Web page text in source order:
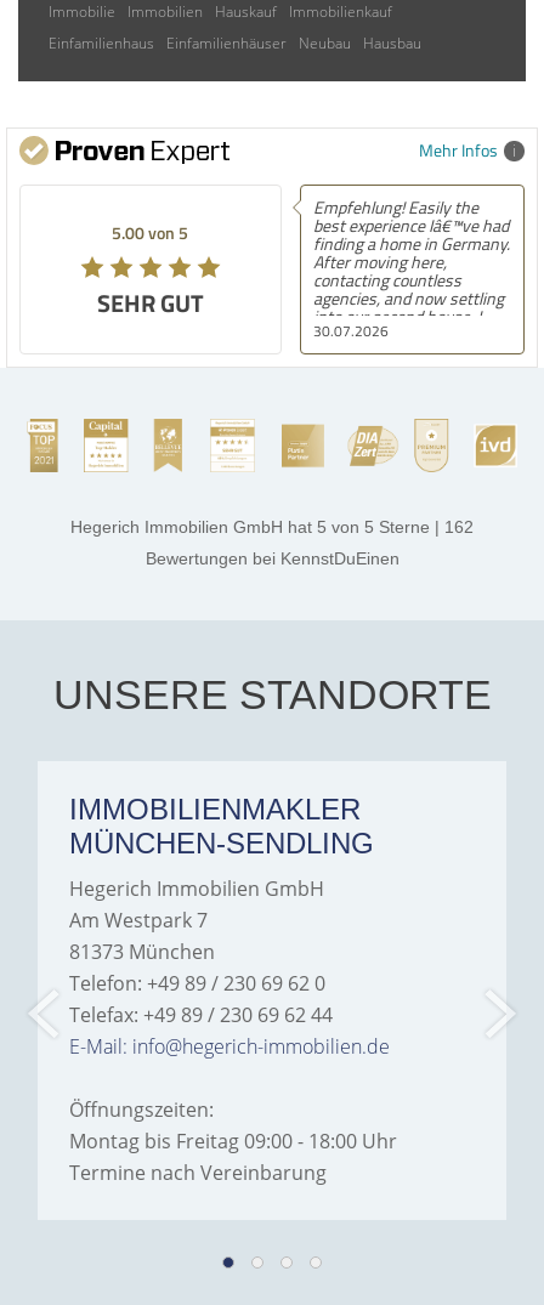
Immobilie
Immobilien Hauskauf
Immobilienkauf
Einfamilienhaus
Einfamilienhäuser Neubau Hausbau
Mehr Infos
5.00 von 5
SEHR GUT
30.07.2026
Empfehlung! Easily the
best experience Iâ€™ve had
finding a home in Germany.
After moving here,
contacting countless
agencies, and now settling
into our second house, I
know firsthand how
challenging and
overwhelming the German
stands out far above the
rest. They made the entire
process smooth,
thanks, and a huge part of
the credit goes to Amelie
Jamrowâ€”she was
exceptionally professional,
Hegerich Immobilien to
anyone looking for a home.
Hegerich Immobilien GmbH hat 5 von 5 Sterne | 162
Bewertungen bei KennstDuEinen
UNSERE STANDORTE
IMMOBILIENMAKLER
MÜNCHEN-SENDLING
Hegerich Immobilien GmbH
Am Westpark 7
81373 München
Telefon: +49 89 / 230 69 62 0
Telefax: +49 89 / 230 69 62 44
E-Mail: info@hegerich-immobilien.de
Öffnungszeiten:
Montag bis Freitag 09:00 - 18:00 Uhr
Termine nach Vereinbarung